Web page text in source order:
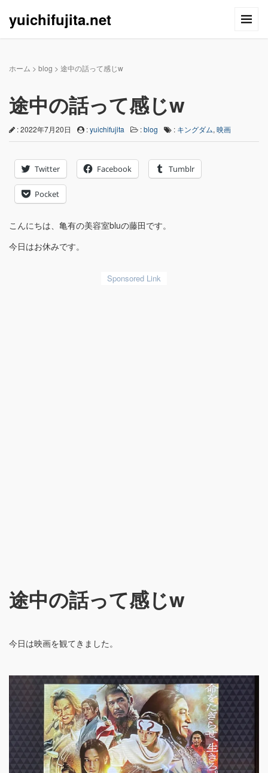
yuichifujita.net
ホーム > blog > 途中の話って感じw
途中の話って感じw
: 2022年7月20日 :yuichifujita :blog : キングダム, 映画
Twitter Facebook Tumblr
Pocket
こんにちは、亀有の美容室bluの藤田です。
今日はお休みです。
途中の話って感じw
今日は映画を観てきました。